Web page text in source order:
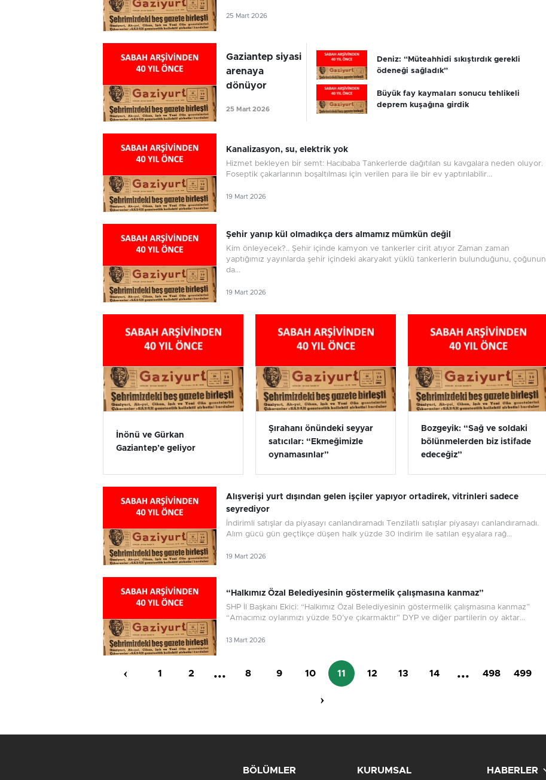
25 Mart 2026
Gaziantep siyasi
arenaya
dönüyor
25 Mart 2026
Deniz: “Müteahhidi sıkıştırdık gerekli
ödeneği sağladık”
Büyük fay kaymaları sonucu tehlikeli
deprem kuşağına girdik
Kanalizasyon, su, elektrik yok
Hizmet bekleyen bir semt: Hacıbaba Tankerlerde dağıtılan su kavgalara neden oluyor.
Foseptik çakarlarının boşaltılması için verilen para ile bir ev yaptırılabilir...
19 Mart 2026
Şehir yanıp kül olmadıkça ders almamız mümkün değil
Kim önleyecek?.. Şehir içinde kamyon ve tankerler cirit atıyor Zaman zaman
yaptığımız yayınlarda şehir içindeki akaryakıt yüklü tankerlerin bulunduğunu, çoğunun
da...
19 Mart 2026
İnönü ve Gürkan
Gaziantep’e geliyor
Şırahanı önündeki seyyar
satıcılar: “Ekmeğimizle
oynamasınlar”
Bozgeyik: “Sağ ve soldaki
bölünmelerden biz istifade
edeceğiz”
Alışverişi yurt dışından gelen işçiler yapıyor ortadirek, vitrinleri sadece
seyrediyor
İndirimli satışlar da piyasayı canlandıramadı Tenzilatlı satışlar piyasayı canlandıramadı.
Alım gücü gün geçtikçe düşen halk yüzde 30 indirim ile satılan eşyalara rağ...
19 Mart 2026
“Halkımız Özal Belediyesinin göstermelik çalışmasına kanmaz”
SHP İl Başkanı Ekici: “Halkımız Özal Belediyesinin göstermelik çalışmasına kanmaz”
“Amacımız oylarımızı yüzde 50’ye çıkarmaktır” DYP ve diğer partilerin oy aktar...
13 Mart 2026
‹ 1 2 ... 8 9 10 11 12 13 14 ... 498 499
›
BÖLÜMLER KURUMSAL HABERLER